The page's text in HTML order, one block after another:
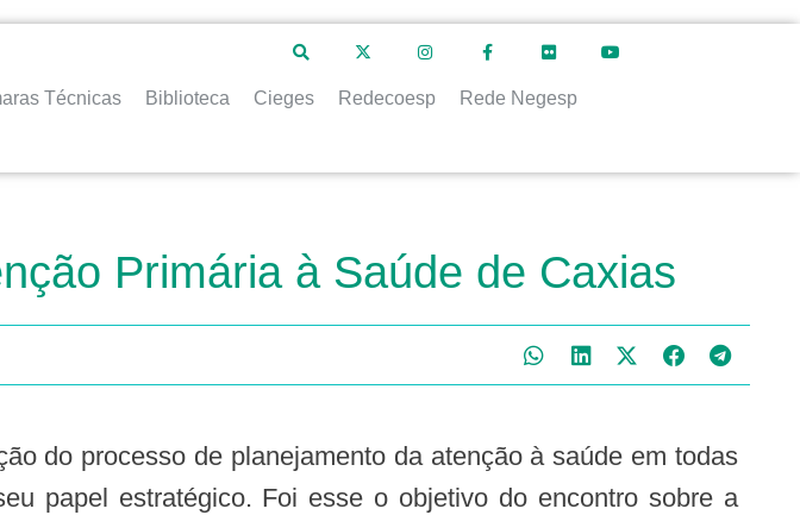
Técnicas Biblioteca Cieges Redecoesp Rede Negesp
Primária à Saúde de Caxias
do processo de planejamento da atenção à saúde em todas
papel estratégico. Foi esse o objetivo do encontro sobre a